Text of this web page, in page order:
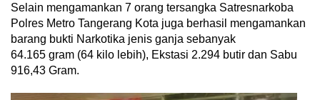
Selain mengamankan 7 orang tersangka Satresnarkoba
Polres Metro Tangerang Kota juga berhasil mengamankan
barang bukti Narkotika jenis ganja sebanyak
64.165 gram (64 kilo lebih), Ekstasi 2.294 butir dan Sabu
916,43 Gram.